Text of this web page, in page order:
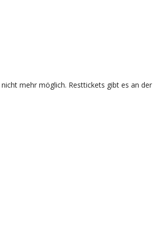
mehr möglich. Resttickets gibt es an der